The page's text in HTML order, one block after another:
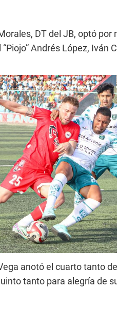
DT del JB, optó por
Andrés López, Iván
anotó el cuarto tanto
tanto para alegría de